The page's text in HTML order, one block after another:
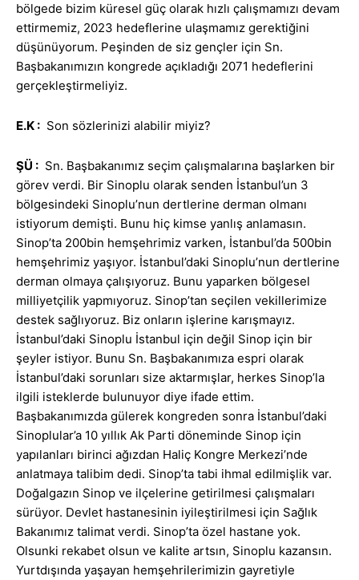
bölgede bizim küresel güç olarak hızlı çalışmamızı devam
ettirmemiz, 2023 hedeflerine ulaşmamız gerektiğini
düşünüyorum. Peşinden de siz gençler için Sn.
Başbakanımızın kongrede açıkladığı 2071 hedeflerini
gerçekleştirmeliyiz.
E.K : Son sözlerinizi alabilir miyiz?
ŞÜ : Sn. Başbakanımız seçim çalışmalarına başlarken bir
görev verdi. Bir Sinoplu olarak senden İstanbul’un 3
bölgesindeki Sinoplu’nun dertlerine derman olmanı
istiyorum demişti. Bunu hiç kimse yanlış anlamasın.
Sinop’ta 200bin hemşehrimiz varken, İstanbul’da 500bin
hemşehrimiz yaşıyor. İstanbul’daki Sinoplu’nun dertlerine
derman olmaya çalışıyoruz. Bunu yaparken bölgesel
milliyetçilik yapmıyoruz. Sinop’tan seçilen vekillerimize
destek sağlıyoruz. Biz onların işlerine karışmayız.
İstanbul’daki Sinoplu İstanbul için değil Sinop için bir
şeyler istiyor. Bunu Sn. Başbakanımıza espri olarak
İstanbul’daki sorunları size aktarmışlar, herkes Sinop’la
ilgili isteklerde bulunuyor diye ifade ettim.
Başbakanımızda gülerek kongreden sonra İstanbul’daki
Sinoplular’a 10 yıllık Ak Parti döneminde Sinop için
yapılanları birinci ağızdan Haliç Kongre Merkezi’nde
anlatmaya talibim dedi. Sinop’ta tabi ihmal edilmişlik var.
Doğalgazın Sinop ve ilçelerine getirilmesi çalışmaları
sürüyor. Devlet hastanesinin iyileştirilmesi için Sağlık
Bakanımız talimat verdi. Sinop’ta özel hastane yok.
Olsunki rekabet olsun ve kalite artsın, Sinoplu kazansın.
Yurtdışında yaşayan hemşehrilerimizin gayretiyle